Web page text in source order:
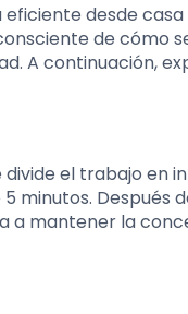
desde
de cómo
A continuación,
el trabajo en
minutos. Después
a mantener la